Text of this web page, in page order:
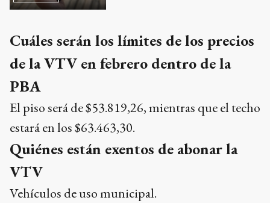
Cuáles serán los límites de los precios
de la VTV en febrero dentro de la
PBA
El piso será de $53.819,26, mientras que el techo
estará en los $63.463,30.
Quiénes están exentos de abonar la
VTV
Vehículos de uso municipal.